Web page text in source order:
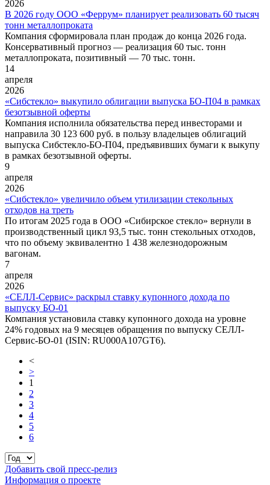
2026
В 2026 году ООО «Феррум» планирует реализовать 60 тысяч
тонн металлопроката
Компания сформировала план продаж до конца 2026 года.
Консервативный прогноз — реализация 60 тыс. тонн
металлопроката, позитивный — 70 тыс. тонн.
14
апреля
2026
«Сибстекло» выкупило облигации выпуска БО-П04 в рамках
безотзывной оферты
Компания исполнила обязательства перед инвесторами и
направила 30 123 600 руб. в пользу владельцев облигаций
выпуска Сибстекло-БО-П04, предъявивших бумаги к выкупу
в рамках безотзывной оферты.
9
апреля
2026
«Сибстекло» увеличило объем утилизации стекольных
отходов на треть
По итогам 2025 года в ООО «Сибирское стекло» вернули в
производственный цикл 93,5 тыс. тонн стекольных отходов,
что по объему эквивалентно 1 438 железнодорожным
вагонам.
7
апреля
2026
«СЕЛЛ-Сервис» раскрыл ставку купонного дохода по
выпуску БО-01
Компания установила ставку купонного дохода на уровне
24% годовых на 9 месяцев обращения по выпуску СЕЛЛ-
Сервис-БО-01 (ISIN: RU000A107GT6).
<
>
1
2
3
4
5
6
Добавить свой пресс-релиз
Информация о проекте